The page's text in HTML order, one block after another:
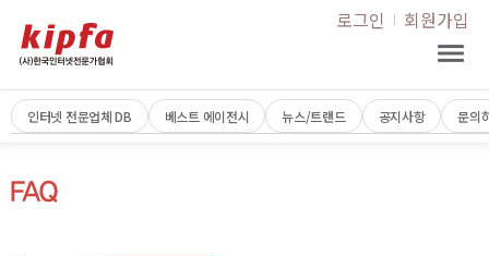
로그인 회원가입
인터넷 전문업체 DB 베스트 에이전시 뉴스/트랜드 공지사항 문의